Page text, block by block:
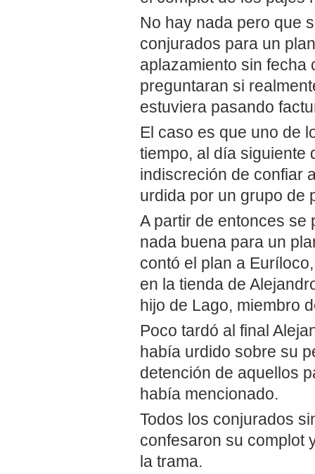
No hay nada pero que
conjurados para un
aplazamiento sin fecha
preguntaran si
estuviera pasando
El caso es que uno de
tiempo, al día siguiente
indiscreción de confiar
urdida por un grupo de
A partir de entonces se
nada buena para un
contó el plan a
en la tienda de
hijo de Lago, miembro
Poco tardó al final
había urdido sobre su
detención de aquellos
había mencionado.
Todos los conjurados
confesaron su complot
la trama.